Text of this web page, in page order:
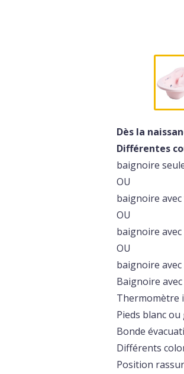
Dès la
Différentes
baignoire
OU
baignoire avec
OU
baignoire avec
OU
baignoire avec
Baignoire
Thermomètre
Pieds blanc
Bonde
Différents
Position